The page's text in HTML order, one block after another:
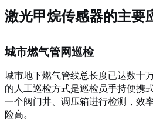
激光甲烷传感器的主要
城市燃气管网巡检
城市地下燃气管线总长度已达数十
的人工巡检方式是巡检员手持便携
一个阀门井、调压箱进行检测，效
险高。